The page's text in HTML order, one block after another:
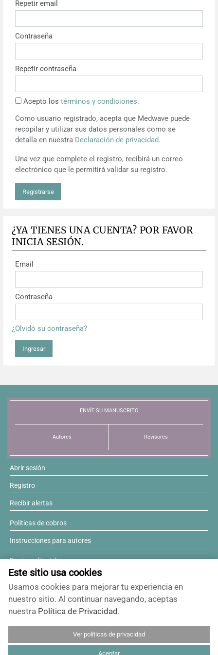
Noticias
Este sitio usa cookies
Usamos cookies para mejorar tu experiencia en
nuestro sitio. Al continuar navegando, aceptas
nuestra Política de Privacidad.
Ver políticas de privacidad
Aceptar
Repetir email
Contraseña
Repetir contraseña
Acepto los términos y condiciones.
Como usuario registrado, acepta que Medwave puede
recopilar y utilizar sus datos personales como se
detalla en nuestra Declaración de privacidad.
Una vez que complete el registro, recibirá un correo
electrónico que le permitirá validar su registro.
Registrarse
¿YA TIENES UNA CUENTA? POR FAVOR
INICIA SESIÓN.
Email
Contraseña
¿Olvidó su contraseña?
Ingresar
ENVÍE SU MANUSCRITO
Autores Revisores
Abrir sesión
Registro
Recibir alertas
Políticas de cobros
Instrucciones para autores
Equipo editorial
Comité editorial
¿Desea ser revisor?
Contactos y soporte
ISSN 0717-6384